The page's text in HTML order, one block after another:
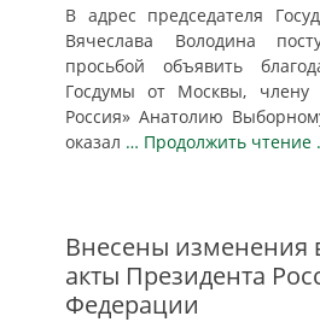
В адрес председателя
Вячеслава Володина
просьбой объявить
Госдумы от Москвы, члену
Россия» Анатолию
оказал … Продолжить чтение
Внесены изменения
акты Президента
Федерации